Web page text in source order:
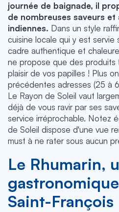
journée de baignade, il
de nombreuses saveurs
indiennes. Dans un style
cuisine locale qui y est servie
cadre authentique et
ne propose que des produits
plaisir de vos papilles ! Plus
précédentes adresses (25 à
Le Rayon de Soleil vaut
déjà de vous ravir par ses
service irréprochable. Notez
de Soleil dispose d'une vue
must à ne rater sous aucun
Le Rhumarin,
Saint-François